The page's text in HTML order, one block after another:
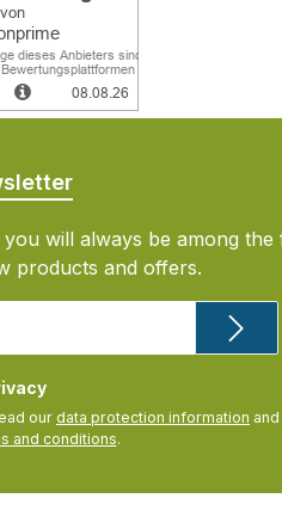
will always be among the
products and offers.
our data protection information
and conditions.